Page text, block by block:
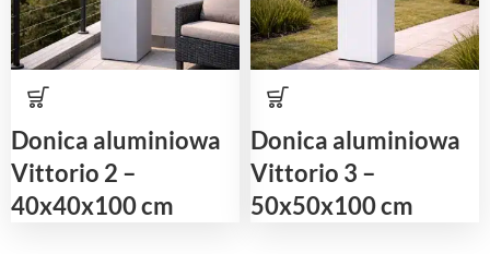
Donica aluminiowa
Vittorio 2 –
40x40x100 cm
Donica aluminiowa
Vittorio 3 –
50x50x100 cm